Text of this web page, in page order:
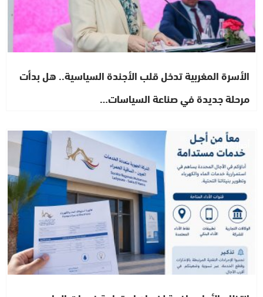
الأسرة المغربية تدخل قلب الأجندة السياسية.. هل بدأت
مرحلة جديدة في صناعة السياسات…
أخبار الصحراء